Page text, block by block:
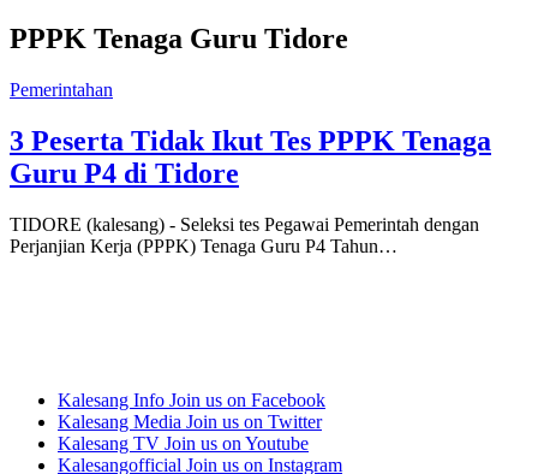
PPPK Tenaga Guru Tidore
Pemerintahan
3 Peserta Tidak Ikut Tes PPPK Tenaga
Guru P4 di Tidore
TIDORE (kalesang) - Seleksi tes Pegawai Pemerintah dengan
Perjanjian Kerja (PPPK) Tenaga Guru P4 Tahun…
Kalesang Info Join us on Facebook
Kalesang Media Join us on Twitter
Kalesang TV Join us on Youtube
Kalesangofficial Join us on Instagram